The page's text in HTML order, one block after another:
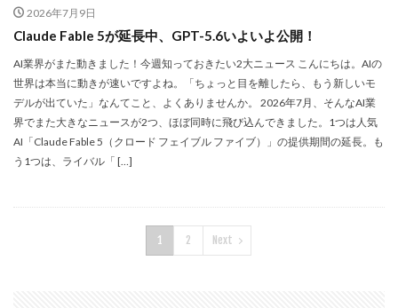
2026年7月9日
Claude Fable 5が延長中、GPT-5.6いよいよ公開！
AI業界がまた動きました！今週知っておきたい2大ニュース こんにちは。AIの
世界は本当に動きが速いですよね。「ちょっと目を離したら、もう新しいモ
デルが出ていた」なんてこと、よくありませんか。 2026年7月、そんなAI業
界でまた大きなニュースが2つ、ほぼ同時に飛び込んできました。1つは人気
AI「Claude Fable 5（クロード フェイブル ファイブ）」の提供期間の延長。も
う1つは、ライバル「 […]
1 2 Next